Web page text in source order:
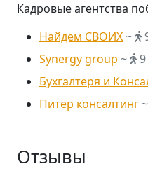
Кадровые агентства
Найдем СВОИХ~
Synergy group ~
Бухгалтеря и
Питер консалтинг~
Отзывы